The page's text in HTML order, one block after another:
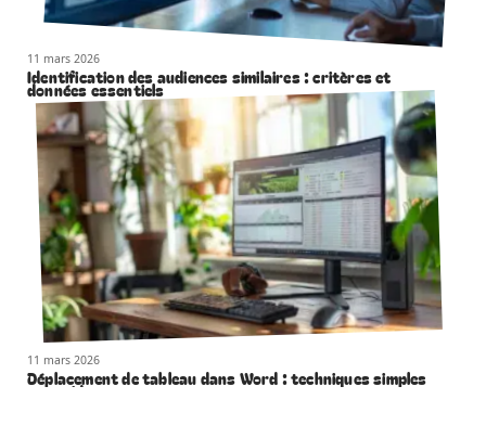
11 mars 2026
Identification des audiences similaires : critères et
données essentiels
11 mars 2026
Déplacement de tableau dans Word : techniques simples
et rapides